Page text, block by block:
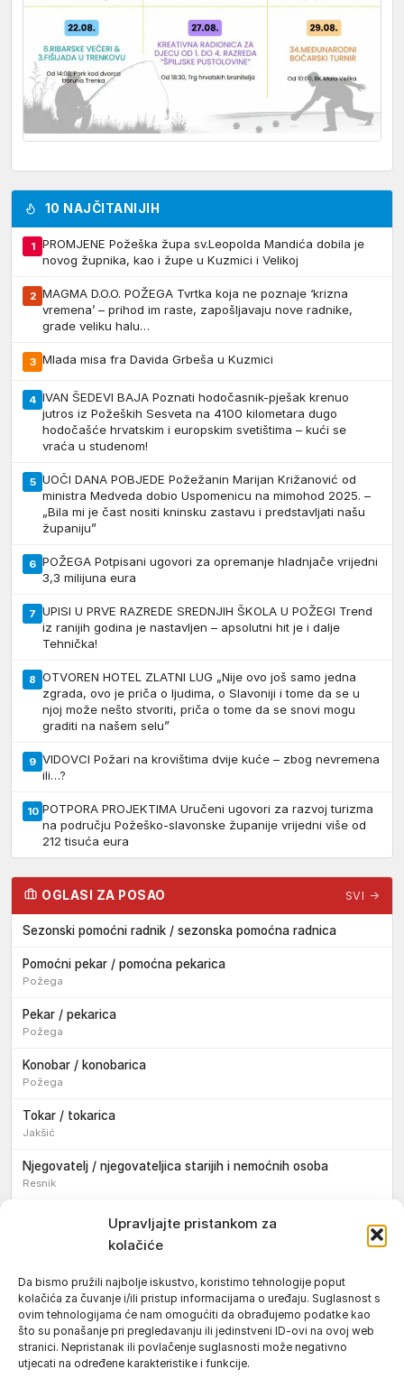
Upravljajte pristankom za
kolačiće
Da bismo pružili najbolje iskustvo, koristimo tehnologije poput
kolačića za čuvanje i/ili pristup informacijama o uređaju. Suglasnost s
ovim tehnologijama će nam omogućiti da obrađujemo podatke kao
što su ponašanje pri pregledavanju ili jedinstveni ID-ovi na ovoj web
stranici. Nepristanak ili povlačenje suglasnosti može negativno
utjecati na određene karakteristike i funkcije.
10 NAJČITANIJIH
1
PROMJENE Požeška župa sv.Leopolda Mandića dobila je
novog župnika, kao i župe u Kuzmici i Velikoj
2 MAGMA D.O.O. POŽEGA Tvrtka koja ne poznaje ‘krizna
vremena’ – prihod im raste, zapošljavaju nove radnike,
grade veliku halu…
3 Mlada misa fra Davida Grbeša u Kuzmici
4 IVAN ŠEDEVI BAJA Poznati hodočasnik-pješak krenuo
jutros iz Požeških Sesveta na 4100 kilometara dugo
hodočašće hrvatskim i europskim svetištima – kući se
vraća u studenom!
5 UOČI DANA POBJEDE Požežanin Marijan Križanović od
ministra Medveda dobio Uspomenicu na mimohod 2025. –
„Bila mi je čast nositi kninsku zastavu i predstavljati našu
županiju”
6 POŽEGA Potpisani ugovori za opremanje hladnjače vrijedni
3,3 milijuna eura
7 UPISI U PRVE RAZREDE SREDNJIH ŠKOLA U POŽEGI Trend
iz ranijih godina je nastavljen – apsolutni hit je i dalje
Tehnička!
8 OTVOREN HOTEL ZLATNI LUG „Nije ovo još samo jedna
zgrada, ovo je priča o ljudima, o Slavoniji i tome da se u
njoj može nešto stvoriti, priča o tome da se snovi mogu
graditi na našem selu”
9 VIDOVCI Požari na krovištima dvije kuće – zbog nevremena
ili…?
10 POTPORA PROJEKTIMA Uručeni ugovori za razvoj turizma
na području Požeško-slavonske županije vrijedni više od
212 tisuća eura
OGLASI ZA POSAO SVI →
Sezonski pomoćni radnik / sezonska pomoćna radnica
Pomoćni pekar / pomoćna pekarica
Požega
Pekar / pekarica
Požega
Konobar / konobarica
Požega
Tokar / tokarica
Jakšić
Njegovatelj / njegovateljica starijih i nemoćnih osoba
Resnik
Konobar / konobarica
Jakšić
Vozač / vozačica teretnog vozila s poluprikolicom
Požega
Pomoćnik/ica u nastavi